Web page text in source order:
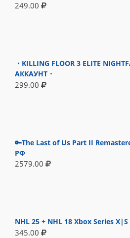
249.00
・KILLING FLOOR 3 ELITE
АККАУНТ・
299.00
🔑The Last of Us Part II
РФ
2579.00
NHL 25 + NHL 18 Xbox Series X|S
345.00